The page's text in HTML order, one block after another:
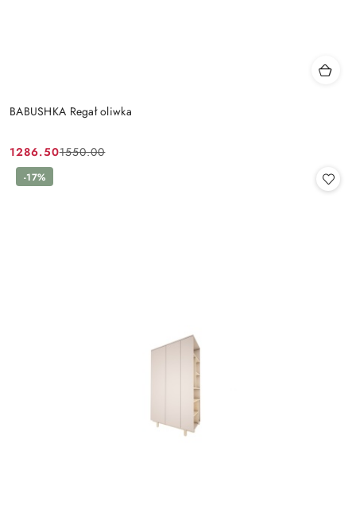
BABUSHKA Regał oliwka
Cena
promocyjna:
1286.50
Cena
przed
1550.00
-17%